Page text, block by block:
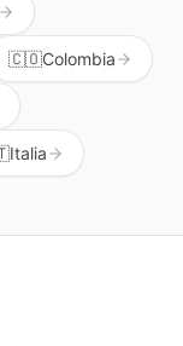
🇨🇴Colombia
Italia